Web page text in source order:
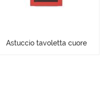
Astuccio tavoletta cuore